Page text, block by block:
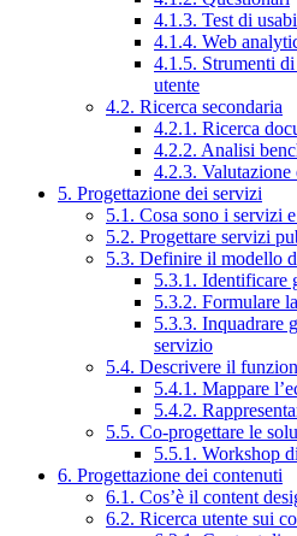
4.1.3. Test di
4.1.4. Web
4.1.5. Strumenti di
utente
4.2. Ricerca secondaria
4.2.1. Ricerca
4.2.2. Analisi
4.2.3. Valutazione
5. Progettazione dei servizi
5.1. Cosa sono i servizi
5.2. Progettare servizi
5.3. Definire il modello
5.3.1. Identificare
5.3.2. Formulare
5.3.3. Inquadrare
servizio
5.4. Descrivere il
5.4.1. Mappare
5.4.2.
5.5. Co-progettare le
5.5.1. Workshop
6. Progettazione dei contenuti
6.1. Cos’è il content
6.2. Ricerca utente sui